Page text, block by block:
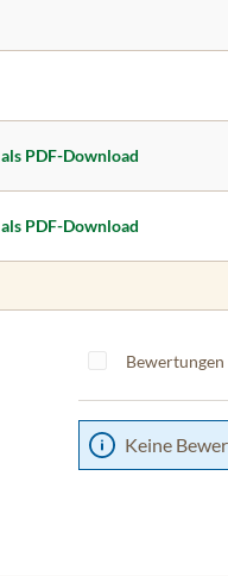
als PDF-Download
als PDF-Download
Keine